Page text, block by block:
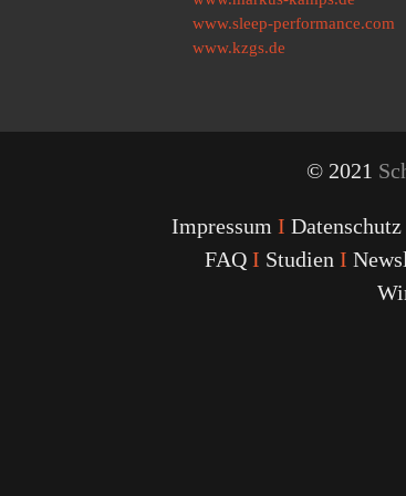
www.sleep-performance.com
www.kzgs.de
© 2021
Impressum I Datenschutz
FAQ I Studien I